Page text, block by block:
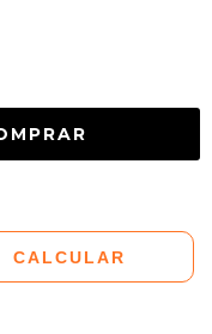
CALCULAR